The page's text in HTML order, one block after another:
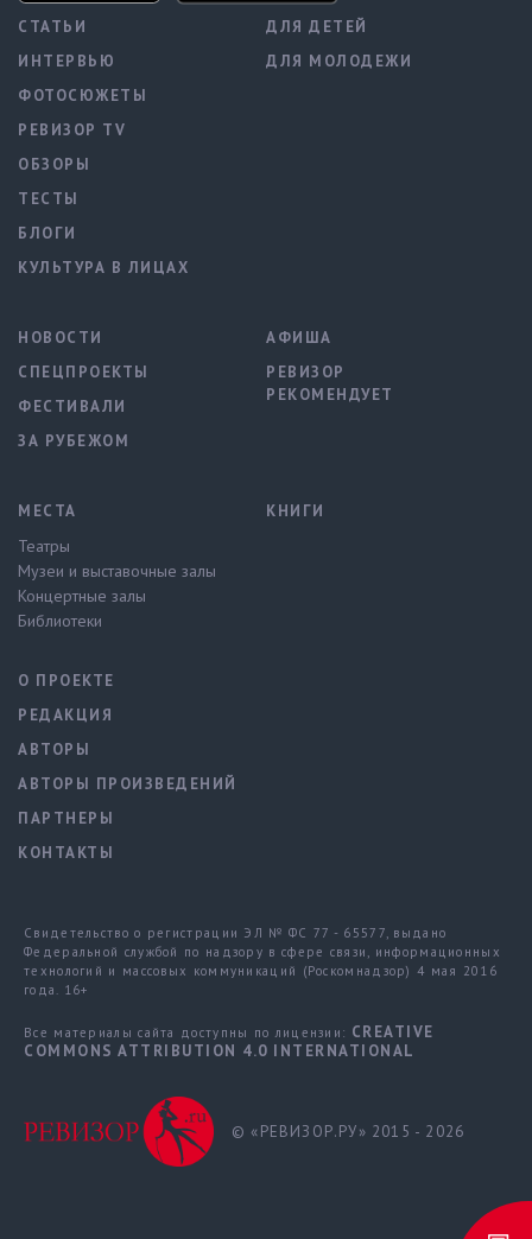
СТАТЬИ
ИНТЕРВЬЮ
ФОТОСЮЖЕТЫ
РЕВИЗОР TV
ОБЗОРЫ
ТЕСТЫ
БЛОГИ
КУЛЬТУРА В ЛИЦАХ
ДЛЯ ДЕТЕЙ
ДЛЯ МОЛОДЕЖИ
НОВОСТИ
СПЕЦПРОЕКТЫ
ФЕСТИВАЛИ
ЗА РУБЕЖОМ
АФИША
РЕВИЗОР
РЕКОМЕНДУЕТ
МЕСТА
Театры
Музеи и выставочные залы
Концертные залы
Библиотеки
КНИГИ
О ПРОЕКТЕ
РЕДАКЦИЯ
АВТОРЫ
АВТОРЫ ПРОИЗВЕДЕНИЙ
ПАРТНЕРЫ
КОНТАКТЫ
Свидетельство о регистрации ЭЛ № ФС 77 - 65577, выдано
Федеральной службой по надзору в сфере связи, информационных
технологий и массовых коммуникаций (Роскомнадзор) 4 мая 2016
года. 16+
Все материалы сайта доступны по лицензии: CREATIVE
COMMONS ATTRIBUTION 4.0 INTERNATIONAL
© «РЕВИЗОР.РУ» 2015 - 2026